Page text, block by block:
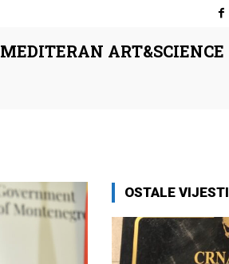
MEDITERAN ART&SCIENCE
OSTALE VIJESTI